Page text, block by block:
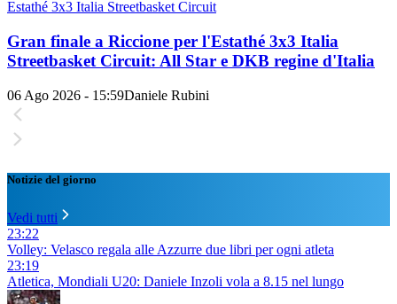
Estathé 3x3 Italia Streetbasket Circuit
Gran finale a Riccione per l'Estathé 3x3 Italia
Streetbasket Circuit: All Star e DKB regine d'Italia
06 Ago 2026 - 15:59Daniele Rubini
Notizie del giorno
Vedi tutti
23:22
Volley: Velasco regala alle Azzurre due libri per ogni atleta
23:19
Atletica, Mondiali U20: Daniele Inzoli vola a 8.15 nel lungo